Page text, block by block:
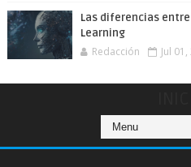
Las diferencias
Learning
Redacción Jul